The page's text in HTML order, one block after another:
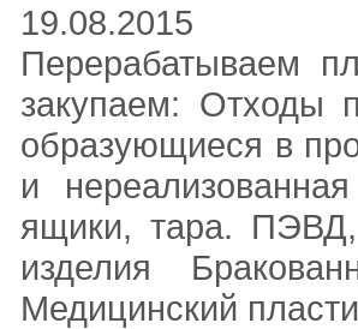
19.08.2015
Перерабатываем
закупаем: Отходы
образующиеся в
и
ящики, тара.
изделия
Медицинский